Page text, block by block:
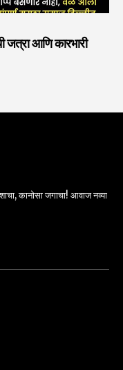
जत्रा आणि कारभारी
कानोसा जगाचा! आवाज नव्या